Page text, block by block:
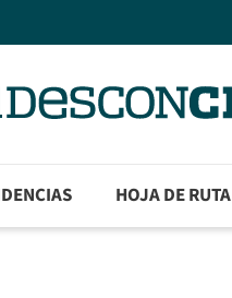
HOJA DE RUTA